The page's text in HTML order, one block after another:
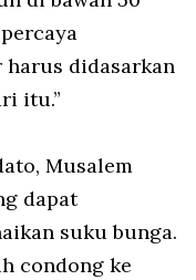
didasarkan
itu.”
Musalem
dapat
suku bunga.
condong ke